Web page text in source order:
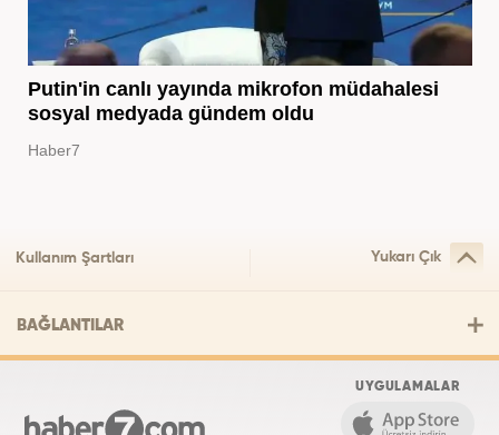
Putin'in canlı yayında mikrofon müdahalesi
sosyal medyada gündem oldu
Haber7
Kullanım Şartları Yukarı Çık
BAĞLANTILAR
UYGULAMALAR